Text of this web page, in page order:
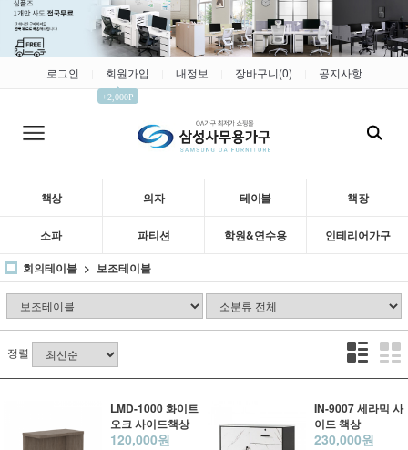
로그인 회원가입
▲
+2,000P
내정보 장바구니(0) 공지사항
책상 의자 테이블 책장
소파 파티션 학원&연수용
인테리어가구
회의테이블
보조테이블
정렬
LMD-1000 화이트
오크 사이드책상
120,000원
IN-9007 세라믹 사
이드 책상
230,000원